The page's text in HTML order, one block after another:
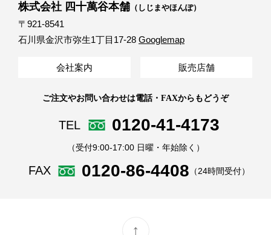
株式会社 四十萬谷本舗 （しじまやほんぽ）
〒921-8541
石川県金沢市弥生1丁目17-28 Googlemap
会社案内 販売店舗
ご注文やお問い合わせは電話・FAXからもどうぞ
TEL 0120-41-4173
（受付9:00-17:00 日曜・年始除く）
FAX 0120-86-4408 （24時間受付）
↑